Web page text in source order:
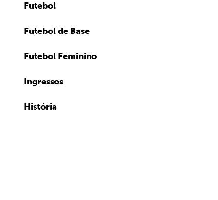
Futebol
Futebol de Base
Futebol Feminino
Ingressos
História